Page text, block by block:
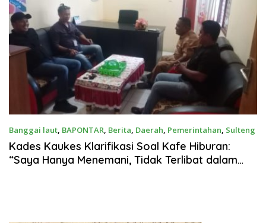
Banggai laut, BAPONTAR, Berita, Daerah, Pemerintahan, Sulteng
Juli 22, 2025
Kades Kaukes Klarifikasi Soal Kafe Hiburan:
“Saya Hanya Menemani, Tidak Terlibat dalam